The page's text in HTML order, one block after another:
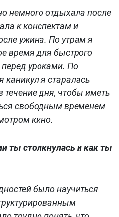
немного отдыхала после
к конспектам и
ужина. По утрам я
время для быстрого
перед уроками. По
я старалась
течение дня, чтобы иметь
свободным временем
кино.
ты столкнулась и как ты
было научиться